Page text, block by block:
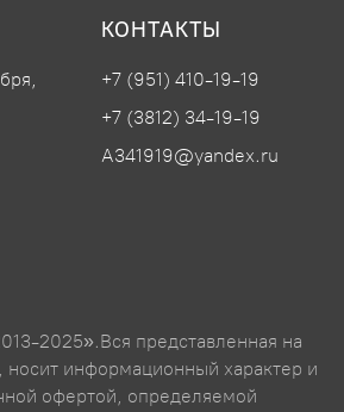
КОНТАКТЫ
+7 (951) 410-19-19
+7 (3812) 34-19-19
A341919@yandex.ru
2025».Вся представленная на
носит информационный характер и
офертой, определяемой